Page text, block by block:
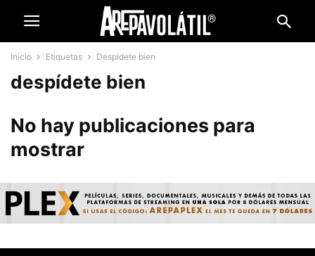
Inicio Etiquetas Despídete bien
despídete bien
No hay publicaciones para
mostrar